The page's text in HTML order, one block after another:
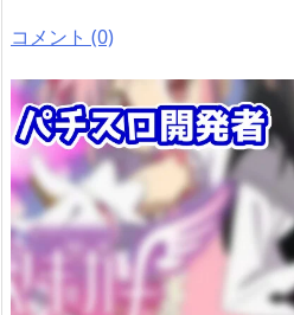
コメント (0)